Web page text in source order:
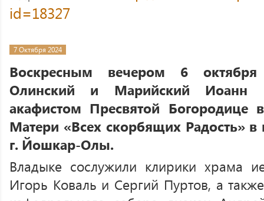
id=18327
7 Октября 2024
Воскресным вечером 6
Олинский и Марийский Иоанн
акафистом Пресвятой Богородице
Матери «Всех скорбящих Радость»
г. Йошкар-Олы.
Владыке сослужили клирики храма
Игорь Коваль и Сергий Пуртов, а